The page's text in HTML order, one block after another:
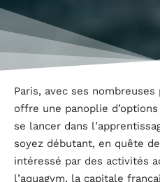
Paris, avec ses
offre une panoplie
se lancer dans
soyez débutant, en quête
intéressé par des activités
l’aquagym, la capitale